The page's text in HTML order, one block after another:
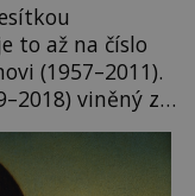
to až na číslo
(1957–2011).
viněný ze
a lichvy. A
dealer,
práskače,